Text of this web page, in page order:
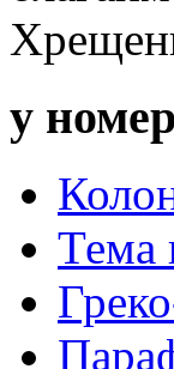
у
Тема